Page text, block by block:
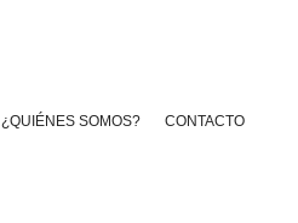
¿QUIÉNES SOMOS? CONTACTO